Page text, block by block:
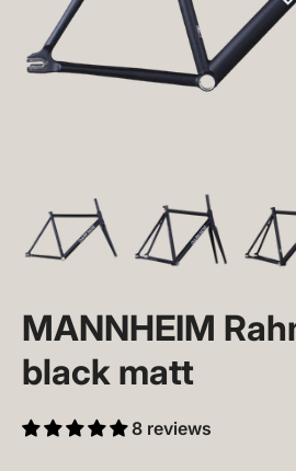
MANNHEIM
black matt
8 reviews